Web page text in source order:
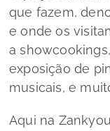
que fazem,
e onde os
ashowcookings
exposição de
musicais, e
Aqui na